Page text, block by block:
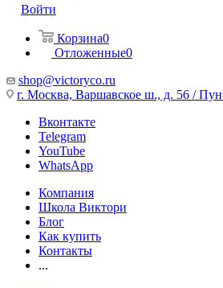
Войти
Корзина0
Отложенные0
shop@victoryco.ru
г. Москва, Варшавское ш., д. 56 /
Вконтакте
Telegram
YouTube
WhatsApp
Компания
Школа Виктори
Блог
Как купить
Контакты
...